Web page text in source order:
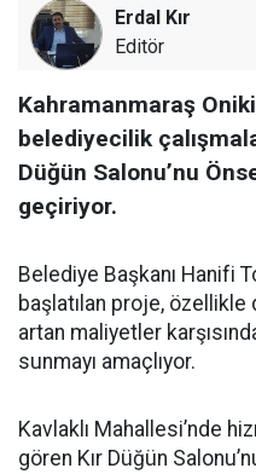
Erdal Kır
Editör
Kahramanmaraş
belediyecilik
Düğün Salonu’nu
geçiriyor.
Belediye Başkanı Hanifi
başlatılan proje, özellikle
artan maliyetler
sunmayı amaçlıyor.
Kavlaklı Mahallesi’nde
gören Kır Düğün